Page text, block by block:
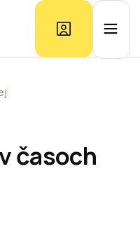
Ponuka kancelárií
Prieskum trhu
časoch